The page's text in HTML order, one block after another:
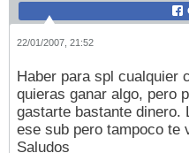
22/01/2007, 21:52
Haber para spl cualquier
quieras ganar algo, pero
gastarte bastante dinero.
ese sub pero tampoco te
Saludos